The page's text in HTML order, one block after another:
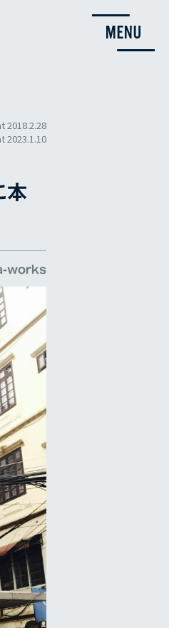
2018.2.28
2023.1.10
本
works